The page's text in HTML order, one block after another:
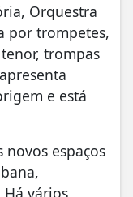
Orquestra
por trompetes,
trompas
e está
novos espaços
vários